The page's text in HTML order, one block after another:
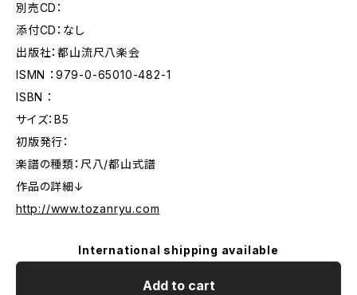
別売CD：
添付CD：なし
出版社：都山流尺八楽会
ISMN ：979-0-65010-482-1
ISBN ：
サイズ：B5
初版発行：
楽譜の種類：尺八/都山式譜
作品の詳細↓
http://www.tozanryu.com
International shipping available
Add to cart